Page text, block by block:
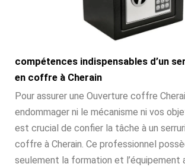
compétences indispensables d’un
en coffre à Cherain
Pour assurer une Ouverture coffre
endommager ni le mécanisme ni vos
est crucial de confier la tâche à un
coffre à Cherain. Ce professionnel
seulement la formation et l’équipement